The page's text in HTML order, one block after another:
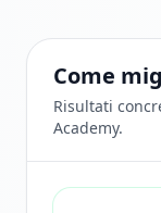
Come
Risultati
Academy.